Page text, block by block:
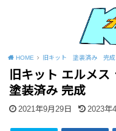
HOME 旧キット 塗装済み 完成
旧キット エルメ
塗装済み 完成
2021年9月29日 2023年